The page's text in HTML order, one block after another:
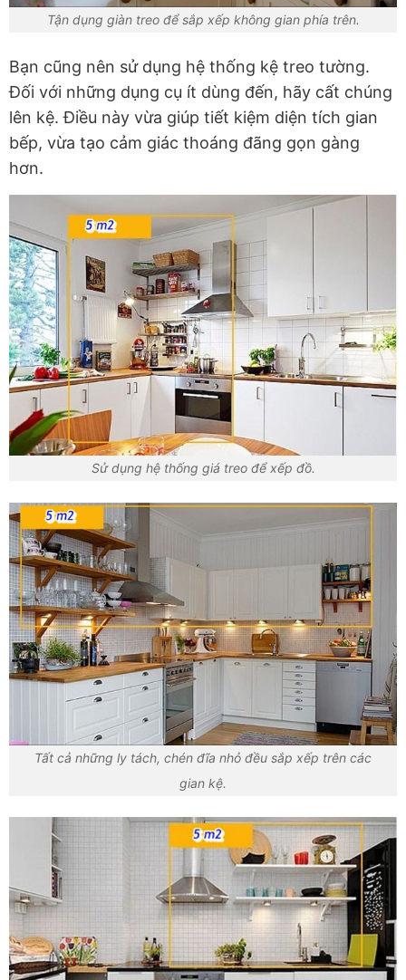
Tận dụng giàn treo để sắp xếp không gian phía trên.
Bạn cũng nên sử dụng hệ thống kệ treo tường.
Đối với những dụng cụ ít dùng đến, hãy cất chúng
lên kệ. Điều này vừa giúp tiết kiệm diện tích gian
bếp, vừa tạo cảm giác thoáng đãng gọn gàng
hơn.
Sử dụng hệ thống giá treo để xếp đồ.
Tất cả những ly tách, chén đĩa nhỏ đều sắp xếp trên các
gian kệ.